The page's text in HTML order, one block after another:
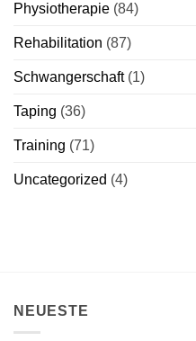
Physiotherapie (84)
Rehabilitation (87)
Schwangerschaft(1)
Taping (36)
Training (71)
Uncategorized (4)
NEUESTE